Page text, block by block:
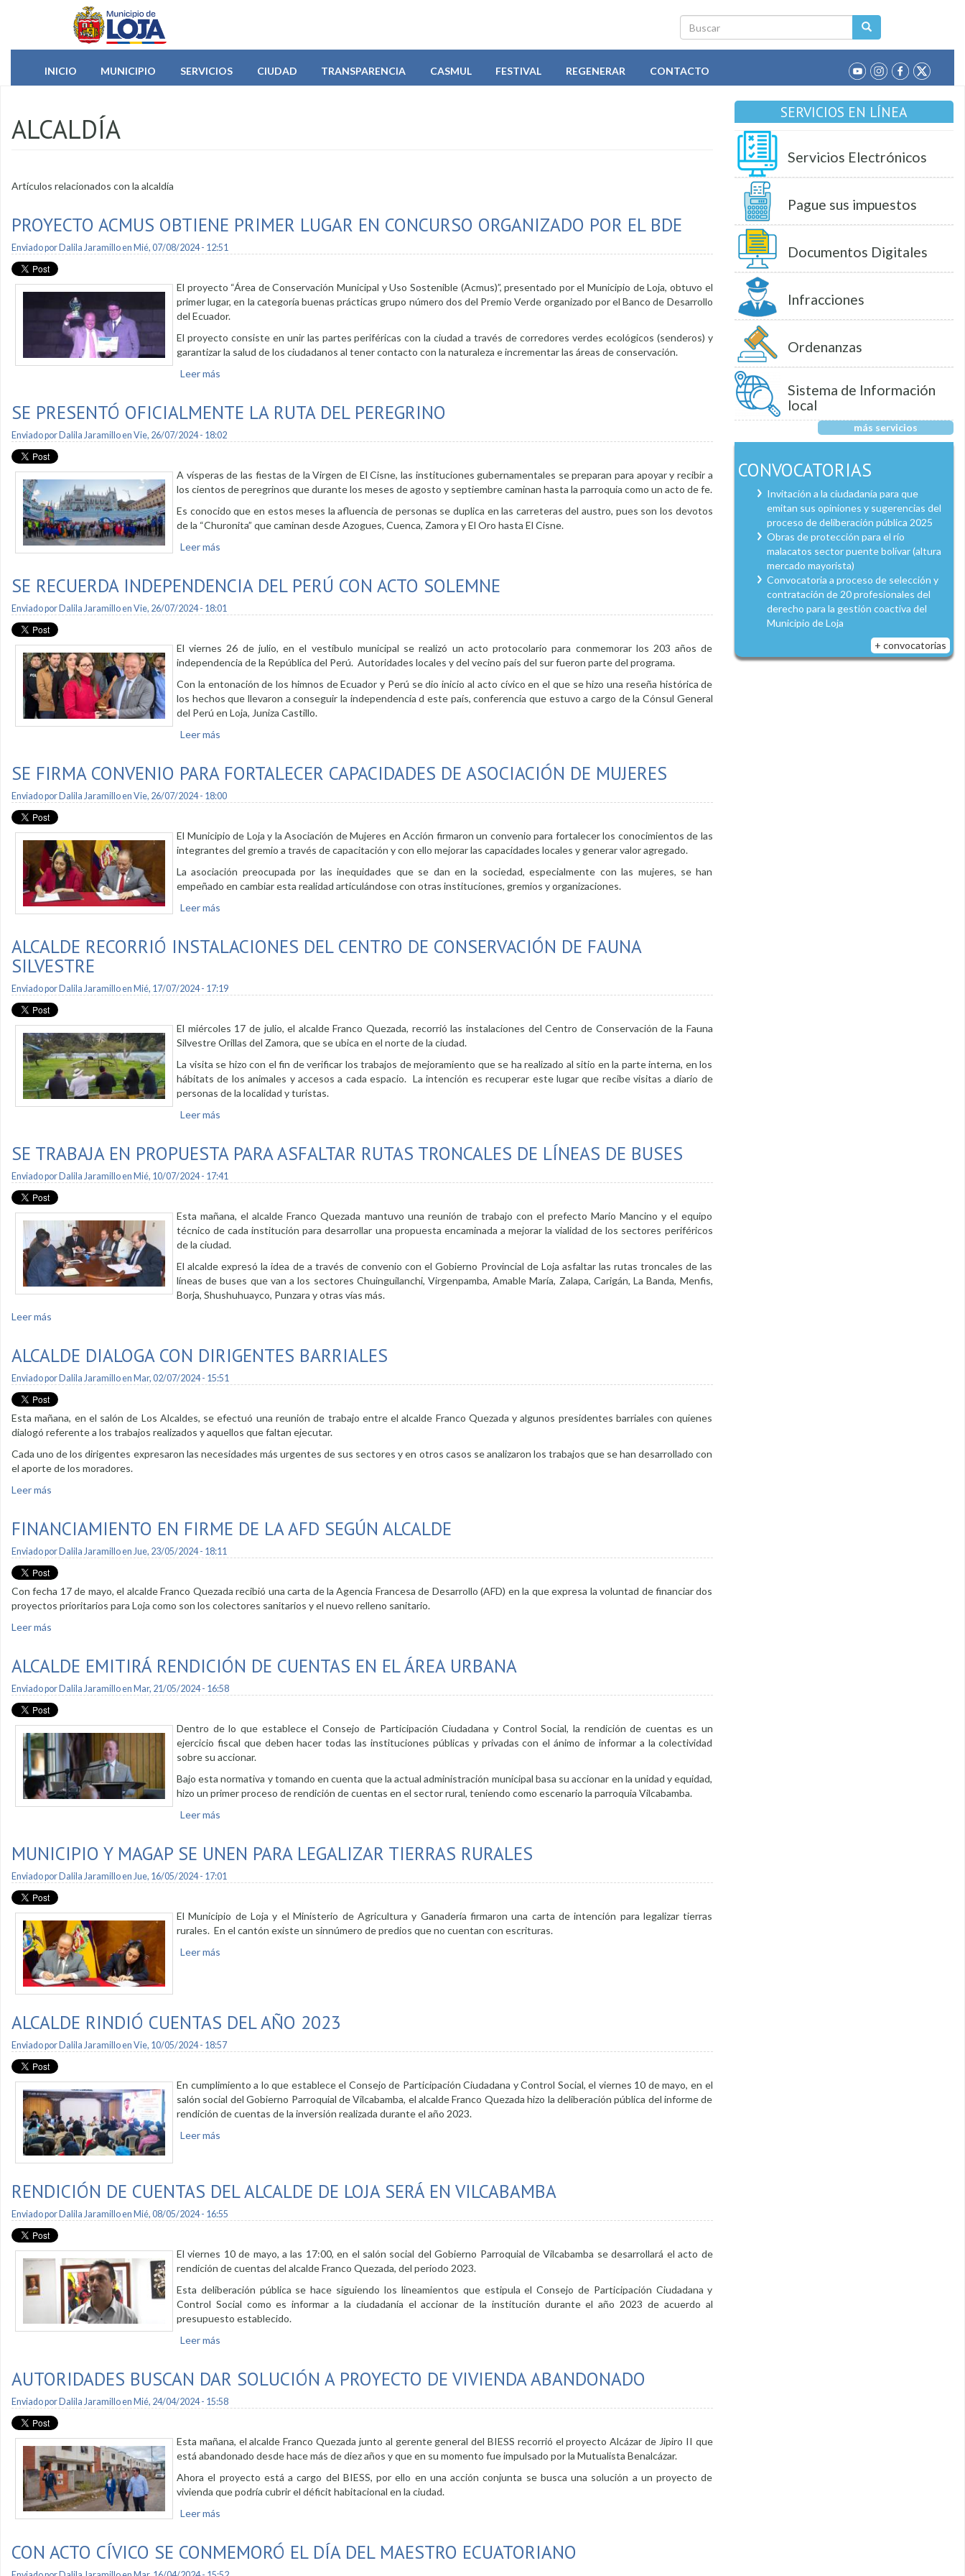
Pasar al contenido principal
Buscar
INICIO
MUNICIPIO SERVICIOS CIUDAD TRANSPARENCIA CASMUL FESTIVAL REGENERAR CONTACTO
ALCALDÍA
Artículos relacionados con la alcaldía
PROYECTO ACMUS OBTIENE PRIMER LUGAR EN CONCURSO ORGANIZADO POR EL BDE
Enviado por Dalila Jaramilloen Mié, 07/08/2024 - 12:51
El proyecto “Área de Conservación Municipal y Uso Sostenible (Acmus)”, presentado por el Municipio de Loja, obtuvo el
primer lugar, en la categoría buenas prácticas grupo número dos del Premio Verde organizado por el Banco de Desarrollo
del Ecuador.
El proyecto consiste en unir las partes periféricas con la ciudad a través de corredores verdes ecológicos (senderos) y
garantizar la salud de los ciudadanos al tener contacto con la naturaleza e incrementar las áreas de conservación.
Leer más
SE PRESENTÓ OFICIALMENTE LA RUTA DEL PEREGRINO
Enviado por Dalila Jaramilloen Vie, 26/07/2024 - 18:02
A vísperas de las fiestas de la Virgen de El Cisne, las instituciones gubernamentales se preparan para apoyar y recibir a
los cientos de peregrinos que durante los meses de agosto y septiembre caminan hasta la parroquia como un acto de fe.
Es conocido que en estos meses la afluencia de personas se duplica en las carreteras del austro, pues son los devotos
de la “Churonita” que caminan desde Azogues, Cuenca, Zamora y El Oro hasta El Cisne.
Leer más
SE RECUERDA INDEPENDENCIA DEL PERÚ CON ACTO SOLEMNE
Enviado por Dalila Jaramilloen Vie, 26/07/2024 - 18:01
El viernes 26 de julio, en el vestíbulo municipal se realizó un acto protocolario para conmemorar los 203 años de
independencia de la República del Perú. Autoridades locales y del vecino país del sur fueron parte del programa.
Con la entonación de los himnos de Ecuador y Perú se dio inicio al acto cívico en el que se hizo una reseña histórica de
los hechos que llevaron a conseguir la independencia d este país, conferencia que estuvo a cargo de la Cónsul General
del Perú en Loja, Juniza Castillo.
Leer más
SE FIRMA CONVENIO PARA FORTALECER CAPACIDADES DE ASOCIACIÓN DE MUJERES
Enviado por Dalila Jaramilloen Vie, 26/07/2024 - 18:00
El Municipio de Loja y la Asociación de Mujeres en Acción firmaron un convenio para fortalecer los conocimientos de las
integrantes del gremio a través de capacitación y con ello mejorar las capacidades locales y generar valor agregado.
La asociación preocupada por las inequidades que se dan en la sociedad, especialmente con las mujeres, se han
empeñado en cambiar esta realidad articulándose con otras instituciones, gremios y organizaciones.
Leer más
ALCALDE RECORRIÓ INSTALACIONES DEL CENTRO DE CONSERVACIÓN DE FAUNA
SILVESTRE
Enviado por Dalila Jaramilloen Mié, 17/07/2024 - 17:19
El miércoles 17 de julio, el alcalde Franco Quezada, recorrió las instalaciones del Centro de Conservación de la Fauna
Silvestre Orillas del Zamora, que se ubica en el norte de la ciudad.
La visita se hizo con el fin de verificar los trabajos de mejoramiento que se ha realizado al sitio en la parte interna, en los
hábitats de los animales y accesos a cada espacio. La intención es recuperar este lugar que recibe visitas a diario de
personas de la localidad y turistas.
Leer más
SE TRABAJA EN PROPUESTA PARA ASFALTAR RUTAS TRONCALES DE LÍNEAS DE BUSES
Enviado por Dalila Jaramilloen Mié, 10/07/2024 - 17:41
Esta mañana, el alcalde Franco Quezada mantuvo una reunión de trabajo con el prefecto Mario Mancino y el equipo
técnico de cada institución para desarrollar una propuesta encaminada a mejorar la vialidad de los sectores periféricos
de la ciudad.
El alcalde expresó la idea de a través de convenio con el Gobierno Provincial de Loja asfaltar las rutas troncales de las
líneas de buses que van a los sectores Chuinguilanchi, Virgenpamba, Amable María, Zalapa, Carigán, La Banda, Menfis,
Borja, Shushuhuayco, Punzara y otras vías más.
Leer más
ALCALDE DIALOGA CON DIRIGENTES BARRIALES
Enviado por Dalila Jaramilloen Mar, 02/07/2024 - 15:51
Esta mañana, en el salón de Los Alcaldes, se efectuó una reunión de trabajo entre el alcalde Franco Quezada y algunos presidentes barriales con quienes
dialogó referente a los trabajos realizados y aquellos que faltan ejecutar.
Cada uno de los dirigentes expresaron las necesidades más urgentes de sus sectores y en otros casos se analizaron los trabajos que se han desarrollado con
el aporte de los moradores.
Leer más
FINANCIAMIENTO EN FIRME DE LA AFD SEGÚN ALCALDE
Enviado por Dalila Jaramilloen Jue, 23/05/2024 - 18:11
Con fecha 17 de mayo, el alcalde Franco Quezada recibió una carta de la Agencia Francesa de Desarrollo (AFD) en la que expresa la voluntad de financiar dos
proyectos prioritarios para Loja como son los colectores sanitarios y el nuevo relleno sanitario.
Leer más
ALCALDE EMITIRÁ RENDICIÓN DE CUENTAS EN EL ÁREA URBANA
Enviado por Dalila Jaramilloen Mar, 21/05/2024 - 16:58
Dentro de lo que establece el Consejo de Participación Ciudadana y Control Social, la rendición de cuentas es un
ejercicio fiscal que deben hacer todas las instituciones públicas y privadas con el ánimo de informar a la colectividad
sobre su accionar.
Bajo esta normativa y tomando en cuenta que la actual administración municipal basa su accionar en la unidad y equidad,
hizo un primer proceso de rendición de cuentas en el sector rural, teniendo como escenario la parroquia Vilcabamba.
Leer más
MUNICIPIO Y MAGAP SE UNEN PARA LEGALIZAR TIERRAS RURALES
Enviado por Dalila Jaramilloen Jue, 16/05/2024 - 17:01
El Municipio de Loja y el Ministerio de Agricultura y Ganadería firmaron una carta de intención para legalizar tierras
rurales. En el cantón existe un sinnúmero de predios que no cuentan con escrituras.
Leer más
ALCALDE RINDIÓ CUENTAS DEL AÑO 2023
Enviado por Dalila Jaramilloen Vie, 10/05/2024 - 18:57
En cumplimiento a lo que establece el Consejo de Participación Ciudadana y Control Social, el viernes 10 de mayo, en el
salón social del Gobierno Parroquial de Vilcabamba, el alcalde Franco Quezada hizo la deliberación pública del informe de
rendición de cuentas de la inversión realizada durante el año 2023.
Leer más
RENDICIÓN DE CUENTAS DEL ALCALDE DE LOJA SERÁ EN VILCABAMBA
Enviado porDalila Jaramilloen Mié, 08/05/2024 - 16:55
El viernes 10 de mayo, a las 17:00, en el salón social del Gobierno Parroquial de Vilcabamba se desarrollará el acto de
rendición de cuentas del alcalde Franco Quezada, del periodo 2023.
Esta deliberación pública se hace siguiendo los lineamientos que estipula el Consejo de Participación Ciudadana y
Control Social como es informar a la ciudadanía el accionar de la institución durante el año 2023 de acuerdo al
presupuesto establecido.
Leer más
AUTORIDADES BUSCAN DAR SOLUCIÓN A PROYECTO DE VIVIENDA ABANDONADO
Enviado porDalila Jaramilloen Mié, 24/04/2024 - 15:58
Esta mañana, el alcalde Franco Quezada junto al gerente general del BIESS recorrió el proyecto Alcázar de Jipiro II que
está abandonado desde hace más de diez años y que en su momento fue impulsado por la Mutualista Benalcázar.
Ahora el proyecto está a cargo del BIESS, por ello en una acción conjunta se busca una solución a un proyecto de
vivienda que podría cubrir el déficit habitacional en la ciudad.
Leer más
CON ACTO CÍVICO SE CONMEMORÓ EL DÍA DEL MAESTRO ECUATORIANO
SERVICIOS EN LÍNEA
Servicios Electrónicos
Pague sus impuestos
Documentos Digitales
Infracciones
Ordenanzas
Sistema de Información
local
más servicios
CONVOCATORIAS
Invitación a la ciudadanía para que
emitan sus opiniones y sugerencias del
proceso de deliberación pública 2025
Obras de protección para el río
malacatos sector puente bolívar (altura
mercado mayorista)
Convocatoria a proceso de selección y
contratación de 20 profesionales del
derecho para la gestión coactiva del
Municipio de Loja
+ convocatorias